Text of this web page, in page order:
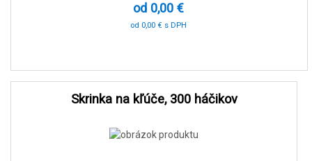
od 0,00 €
od 0,00 € s DPH
Skrinka na kľúče, 300 háčikov